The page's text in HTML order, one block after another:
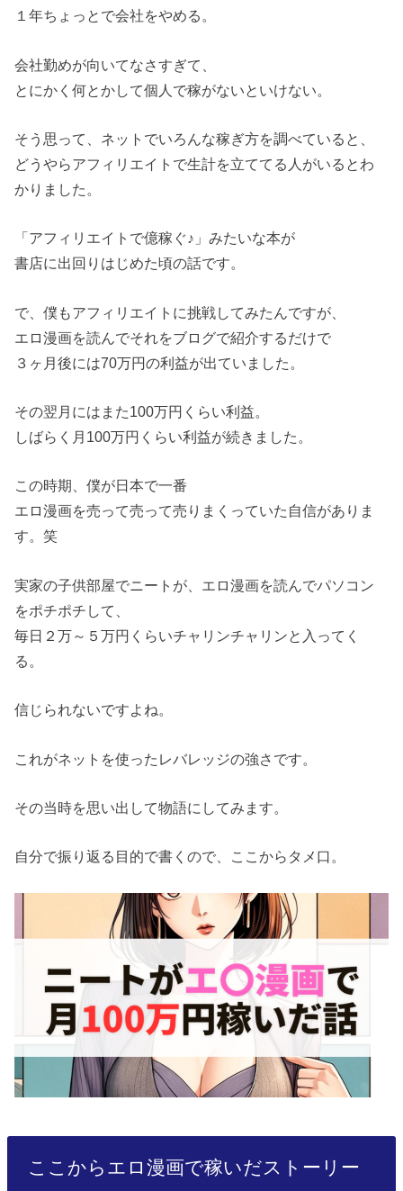
１年ちょっとで会社をやめる。
会社勤めが向いてなさすぎて、
とにかく何とかして個人で稼がないといけない。
そう思って、ネットでいろんな稼ぎ方を調べていると、
どうやらアフィリエイトで生計を立ててる人がいるとわ
かりました。
「アフィリエイトで億稼ぐ♪」みたいな本が
書店に出回りはじめた頃の話です。
で、僕もアフィリエイトに挑戦してみたんですが、
エロ漫画を読んでそれをブログで紹介するだけで
３ヶ月後には70万円の利益が出ていました。
その翌月にはまた100万円くらい利益。
しばらく月100万円くらい利益が続きました。
この時期、僕が日本で一番
エロ漫画を売って売って売りまくっていた自信がありま
す。笑
実家の子供部屋でニートが、エロ漫画を読んでパソコン
をポチポチして、
毎日２万～５万円くらいチャリンチャリンと入ってく
る。
信じられないですよね。
これがネットを使ったレバレッジの強さです。
その当時を思い出して物語にしてみます。
自分で振り返る目的で書くので、ここからタメ口。
ここからエロ漫画で稼いだストーリー